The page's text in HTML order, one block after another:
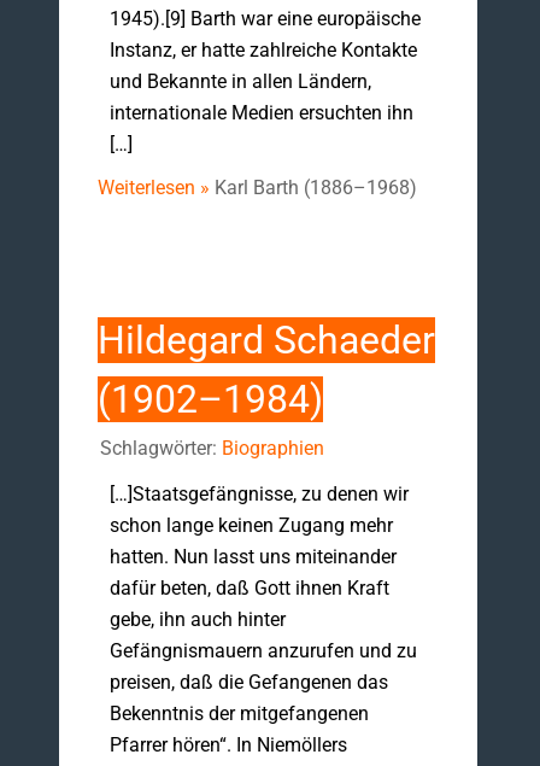
1945).[9] Barth war eine europäische
Instanz, er hatte zahlreiche Kontakte
und Bekannte in allen Ländern,
internationale Medien ersuchten ihn
[…]
Weiterlesen » Karl Barth (1886–1968)
Hildegard Schaeder
(1902–1984)
Schlagwörter: Biographien
[…]Staatsgefängnisse, zu denen wir
schon lange keinen Zugang mehr
hatten. Nun lasst uns miteinander
dafür beten, daß Gott ihnen Kraft
gebe, ihn auch hinter
Gefängnismauern anzurufen und zu
preisen, daß die Gefangenen das
Bekenntnis der mitgefangenen
Pfarrer hören“. In Niemöllers